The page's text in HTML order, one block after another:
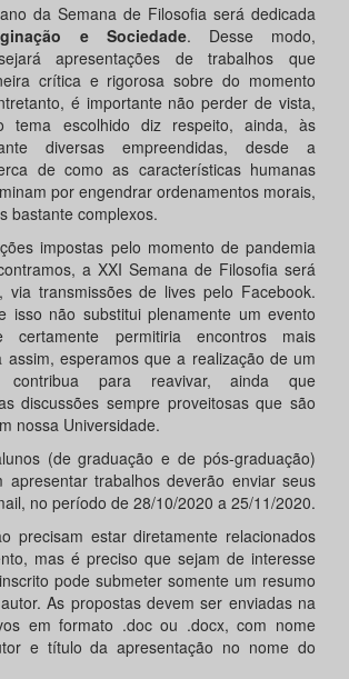
da Semana de Filosofia será dedicada
e Sociedade. Desse modo,
apresentações de trabalhos que
crítica e rigorosa sobre do momento
é importante não perder de vista,
tema escolhido diz respeito, ainda, às
diversas empreendidas, desde a
de como as características humanas
por engendrar ordenamentos morais,
bastante complexos.
impostas pelo momento de pandemia
a XXI Semana de Filosofia será
via transmissões de lives pelo Facebook.
isso não substitui plenamente um evento
certamente permitiria encontros mais
assim, esperamos que a realização de um
contribua para reavivar, ainda que
discussões sempre proveitosas que são
nossa Universidade.
(de graduação e de pós-graduação)
apresentar trabalhos deverão enviar seus
no período de 28/10/2020 a 25/11/2020.
precisam estar diretamente relacionados
mas é preciso que sejam de interesse
pode submeter somente um resumo
As propostas devem ser enviadas na
em formato .doc ou .docx, com nome
e título da apresentação no nome do